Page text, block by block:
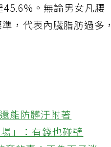
。無論男女凡腰
，代表內臟脂肪過多，
能防髒汙附著
」：有錢也碰壁